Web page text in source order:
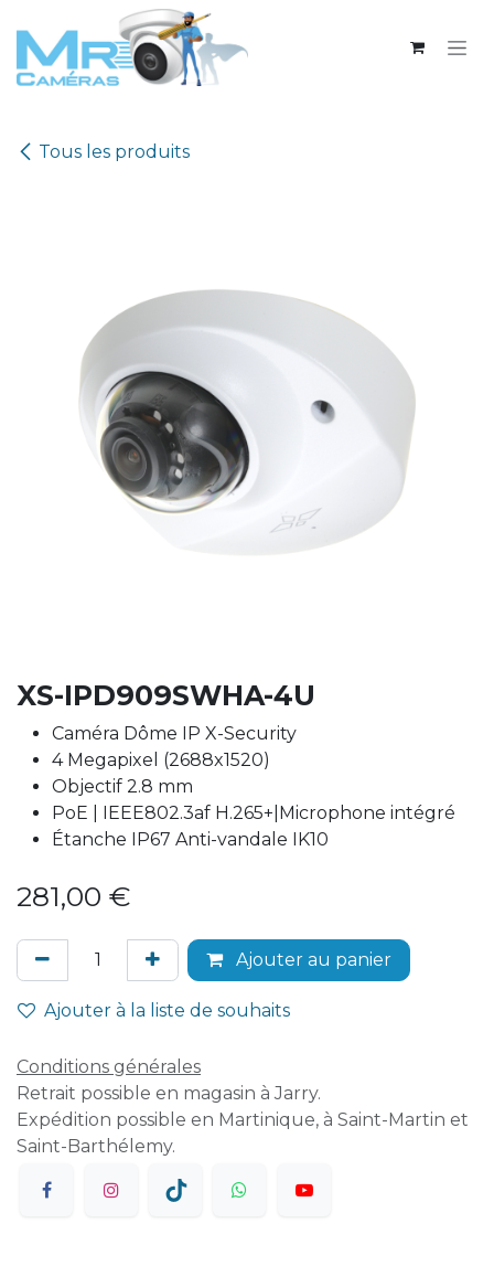
Se rendre au contenu
Tous les produits
XS-IPD909SWHA-4U
Caméra Dôme IP X-Security
4 Megapixel (2688x1520)
Objectif 2.8 mm
PoE | IEEE802.3af H.265+|Microphone intégré
Étanche IP67 Anti-vandale IK10
281,00 €
Ajouter au panier
Ajouter à la liste de souhaits
Conditions générales
Retrait possible en magasin à Jarry.
Expédition possible en Martinique, à Saint-Martin et
Saint-Barthélemy.